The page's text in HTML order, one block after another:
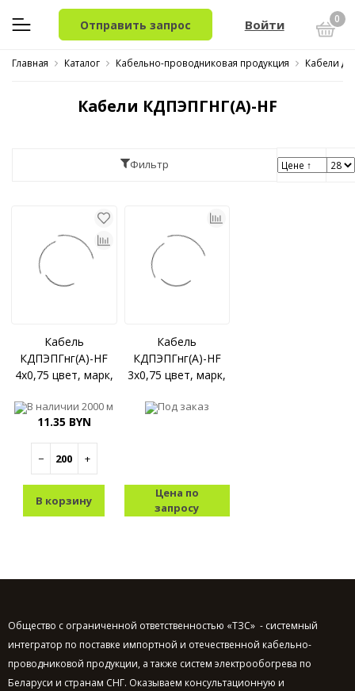
Отправить запрос Войти 0
Главная Каталог Кабельно-проводниковая продукция Кабели
Кабели КДПЭПГНГ(A)-HF
Фильтр
Кабель
КДПЭПГнг(A)-HF
4x0,75 цвет, марк,
В наличии2000 м
11.35 BYN
− +
В корзину
Кабель
КДПЭПГнг(A)-HF
3x0,75 цвет, марк,
Под заказ
Цена по
запросу
Общество с ограниченной ответственностью «ТЗС» - системный
интегратор по поставке импортной и отечественной кабельно-
проводниковой продукции, а также систем электрообогрева по
Беларуси и странам СНГ. Оказываем консультационную и